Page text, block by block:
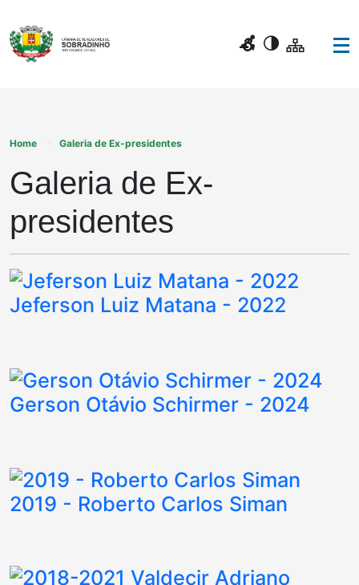
Home Galeria de Ex-presidentes
Galeria de Ex-
presidentes
Jeferson Luiz Matana - 2022
Gerson Otávio Schirmer - 2024
2019 - Roberto Carlos Siman